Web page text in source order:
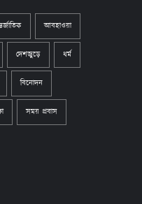
আবহাওয়া
দেশজুড়ে ধর্ম
বিনোদন
সময় প্রবাস